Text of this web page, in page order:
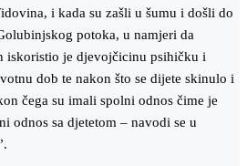
i kada su zašli u šumu i došli do
potoka, u namjeri da
iskoristio je djevojčicinu psihičku i
dob te nakon što se dijete skinulo i
čega su imali spolni odnos čime je
odnos sa djetetom – navodi se u